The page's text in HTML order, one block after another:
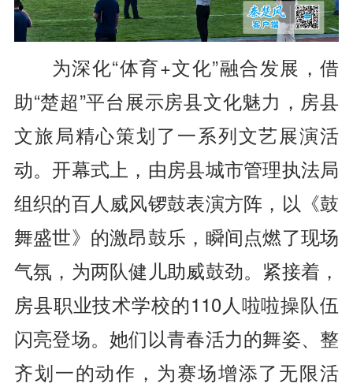
为深化“体育+文化”融合发展，借
助“楚超”平台展示房县文化魅力，房县
文旅局精心策划了一系列文艺展演活
动。开幕式上，由房县城市管理执法局
组织的百人威风锣鼓表演方阵，以《鼓
舞盛世》的激昂鼓乐，瞬间点燃了现场
气氛，为两队健儿助威鼓劲。紧接着，
房县职业技术学校的110人啦啦操队伍
闪亮登场。她们以青春活力的舞姿、整
齐划一的动作，为赛场增添了无限活